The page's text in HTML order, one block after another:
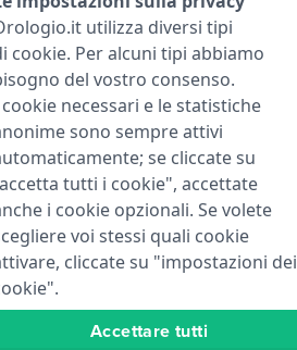
Aggiungi al carrello
a € 50
utilizza diversi tipi
cookie. Per alcuni tipi abbiamo
del vostro consenso.
necessari e le statistiche
sono sempre attivi
se cliccate su
tutti i cookie", accettate
i cookie opzionali. Se volete
voi stessi quali cookie
cliccate su "impostazioni dei
Accettare tutti